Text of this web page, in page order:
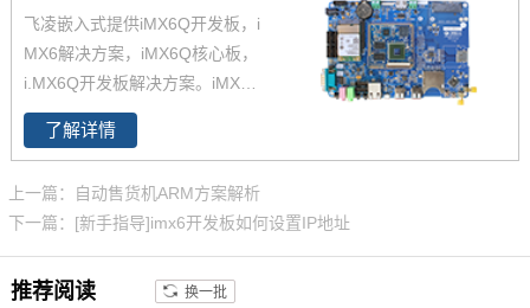
产品等优势。保定飞凌嵌入式专
注imx6,imx6开发板,飞思卡尔imx
6等ARM嵌入式核心控制系统研
发板,飞思卡尔imx6提供者,imx6
系列产品现已畅销全国,欢迎咨询!
飞凌嵌入式提供iMX6Q开发板，i
MX6解决方案，iMX6Q核心板，
i.MX6Q开发板解决方案。iMX6Q
稳定、快速、性价比高，欢迎选
购 NXP iMX6系列芯片全支持，
了解详情
上一篇：自动售货机ARM方案解析
下一篇：[新手指导]imx6开发板如何设置IP地址
推荐阅读 换一批